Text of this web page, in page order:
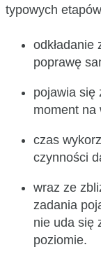
typowych
odkładanie
poprawę
pojawia się
moment na
czas
czynności
wraz ze
zadania
nie uda się
poziomie.